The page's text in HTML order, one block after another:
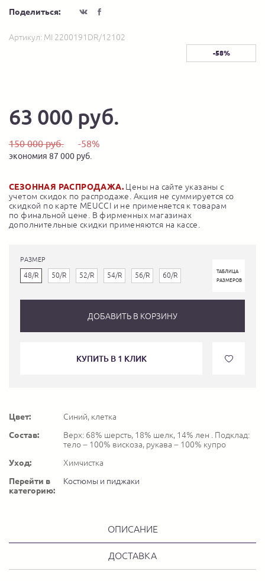
Поделиться:
Артикул: MI 2200191DR/12102
-58%
63 000 руб.
150 000 руб. -58%
экономия 87 000 руб.
СЕЗОННАЯ РАСПРОДАЖА. Цены на сайте указаны с
учетом скидок по распродаже. Акция не суммируется со
скидкой по карте MEUCCI и не применяется к товарам
по финальной цене. В фирменных магазинах
дополнительные скидки применяются на кассе.
РАЗМЕР
48/R 50/R 52/R 54/R 56/R 60/R
ТАБЛИЦА
РАЗМЕРОВ
ДОБАВИТЬ В КОРЗИНУ
КУПИТЬ В 1 КЛИК
Цвет:
Синий, клетка
Состав:
Верх: 68% шерсть, 18% шелк, 14% лен . Подклад:
тело – 100% вискоза, рукава – 100% купро
Уход:
Химчистка
Перейти в
категорию:
Костюмы и пиджаки
ОПИСАНИЕ
ДОСТАВКА